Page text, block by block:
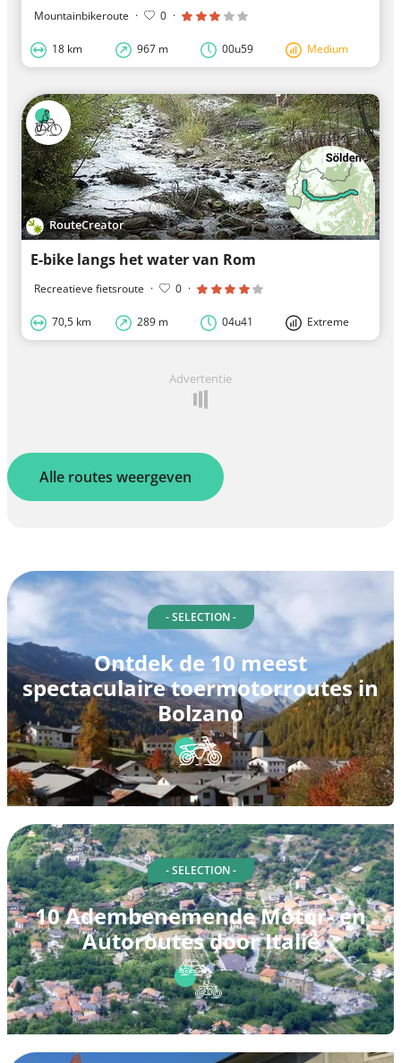
Mountainbikeroute · 0 ·
18 km 967 m 00u59 Medium
RouteCreator
E-bike langs het water van Rom
Recreatieve fietsroute · 0 ·
70,5 km 289 m 04u41 Extreme
Advertentie
Alle routes weergeven
- SELECTION -
Ontdek de 10 meest
spectaculaire toermotorroutes in
Bolzano
- SELECTION -
10 Adembenemende Motor- en
Autoroutes door Italië